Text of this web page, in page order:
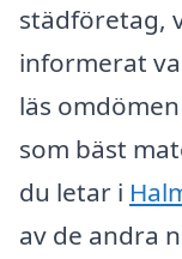
städföretag,
informerat
läs
som bäst
du letar i
av de andra